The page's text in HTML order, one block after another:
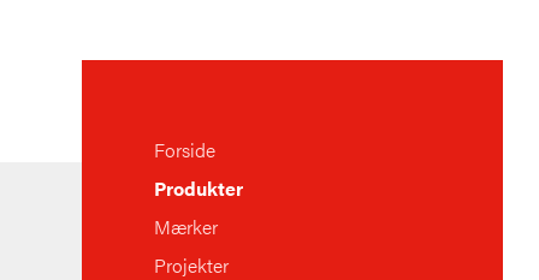
Forside
Produkter
Mærker
Projekter